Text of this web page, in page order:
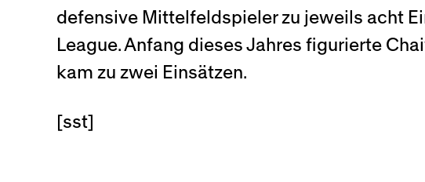
defensive Mittelfeldspieler zu jeweils acht
League. Anfang dieses Jahres figurierte
kam zu zwei Einsätzen.
[sst]